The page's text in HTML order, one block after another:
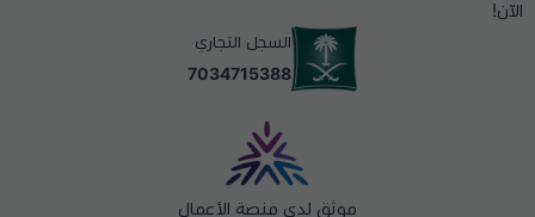
الآن!
السجل التجاري
7034715388
موثق لدى منصة الأعمال